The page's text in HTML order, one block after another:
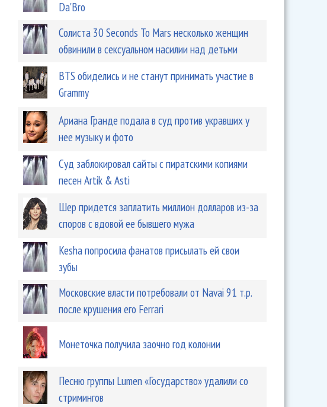
Da'Bro
Солиста 30 Seconds To Mars несколько женщин
обвинили в сексуальном насилии над детьми
BTS обиделись и не станут принимать участие в
Grammy
Ариана Гранде подала в суд против укравших у
нее музыку и фото
Суд заблокировал сайты с пиратскими копиями
песен Artik & Asti
Шер придется заплатить миллион долларов из-за
споров с вдовой ее бывшего мужа
Kesha попросила фанатов присылать ей свои
зубы
Московские власти потребовали от Navai 91 т.р.
после крушения его Ferrari
Монеточка получила заочно год колонии
Песню группы Lumen «Государство» удалили со
стримингов